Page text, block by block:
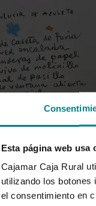
Esta página web usa
Cajamar Caja Rural
utilizando los botones
el consentimiento en